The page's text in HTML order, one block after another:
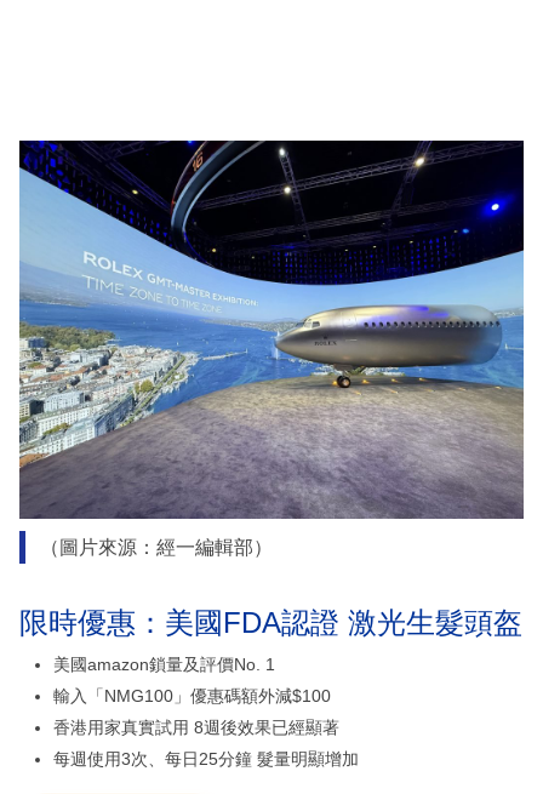
（圖片來源：經一編輯部）
限時優惠：美國FDA認證 激光生髮頭盔
美國amazon鎖量及評價No. 1
輸入「NMG100」優惠碼額外減$100
香港用家真實試用 8週後效果已經顯著
每週使用3次、每日25分鐘 髮量明顯增加